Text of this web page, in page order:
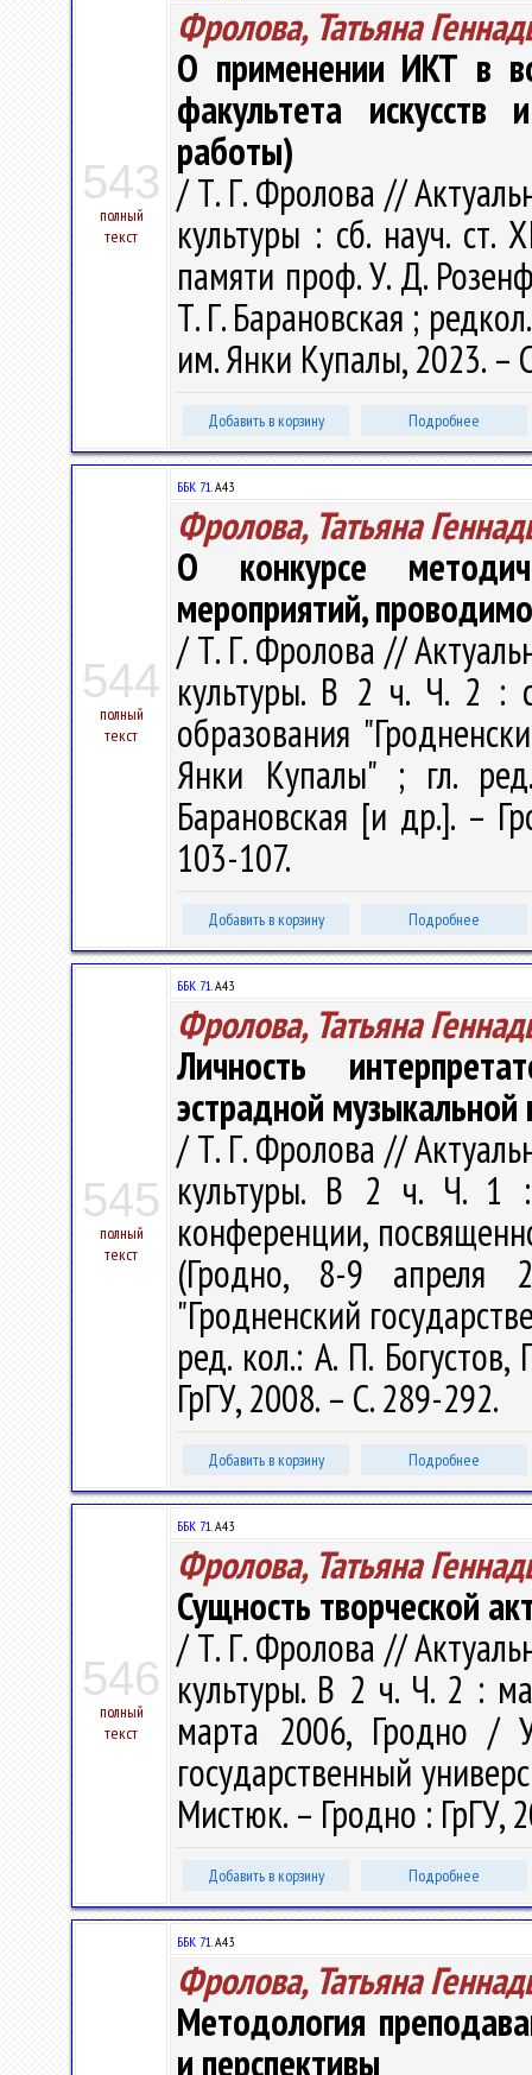
543
полный
текст
Фролова, Татьяна
О применении ИКТ в
факультета
работы)
/ Т. Г. Фролова //
культуры : сб. науч. ст.
памяти проф. У. Д.
Т. Г. Барановская ;
им. Янки Купалы, 2023. –
Добавить в корзину Подробнее
544
полный
текст
ББК 71.А43
Фролова, Татьяна
О конкурсе
мероприятий,
/ Т. Г. Фролова //
культуры. В 2 ч. Ч. 2 :
образования
Янки Купалы" ; гл.
Барановская [и др.]. –
103-107.
Добавить в корзину Подробнее
545
полный
текст
ББК 71.А43
Фролова, Татьяна
Личность
эстрадной музыкальной
/ Т. Г. Фролова //
культуры. В 2 ч. Ч. 1
конференции,
(Гродно, 8-9 апреля
"Гродненский
ред. кол.: А. П.
ГрГУ, 2008. – С. 289-292.
Добавить в корзину Подробнее
546
полный
текст
ББК 71.А43
Фролова, Татьяна
Сущность творческой
/ Т. Г. Фролова //
культуры. В 2 ч. Ч. 2 :
марта 2006, Гродно /
государственный
Мистюк. – Гродно : ГрГУ,
Добавить в корзину Подробнее
ББК 71.А43
Фролова, Татьяна
Методология
и перспективы